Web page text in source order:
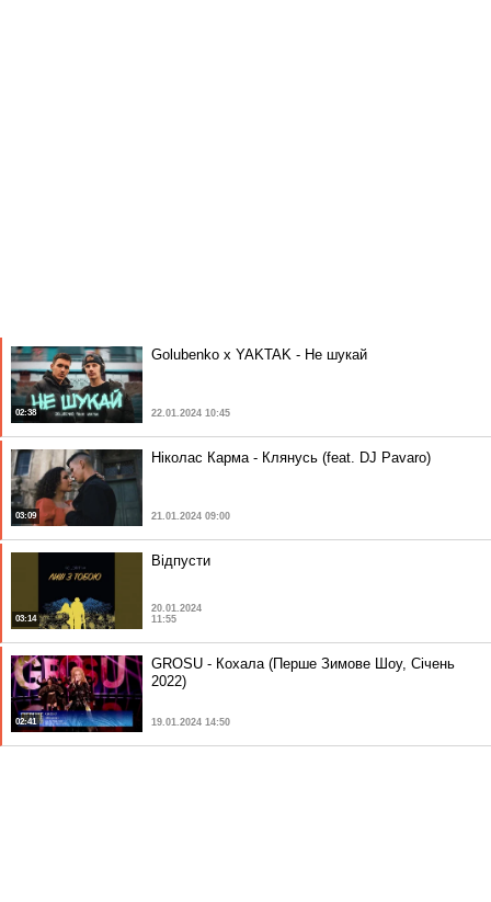
02:38
Golubenko x YAKTAK - Не шукай
22.01.2024 10:45
03:09
Ніколас Карма - Клянусь (feat. DJ Pavaro)
21.01.2024 09:00
03:14
Відпусти
20.01.2024
11:55
02:41
GROSU - Кохала (Перше Зимове Шоу, Січень
2022)
19.01.2024 14:50